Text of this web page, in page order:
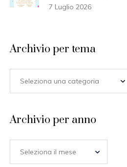
7 Luglio 2026
Archivio per tema
Archivio per anno